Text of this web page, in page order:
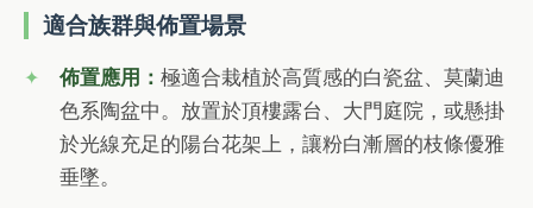
適合族群與佈置場景
佈置應用：極適合栽植於高質感的白瓷盆、莫蘭迪
色系陶盆中。放置於頂樓露台、大門庭院，或懸掛
於光線充足的陽台花架上，讓粉白漸層的枝條優雅
垂墜。